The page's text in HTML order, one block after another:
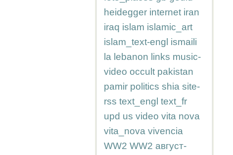
heidegger internet iran
iraq islam islamic_art
islam_text-engl ismaili
la lebanon links music-
video occult pakistan
pamir politics shia site-
rss text_engl text_fr
upd us video vita nova
vita_nova vivencia
WW2 WW2 август-